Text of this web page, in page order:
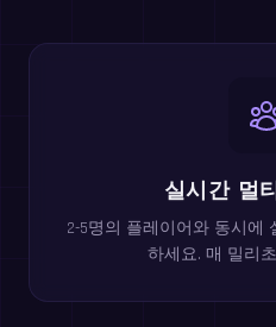
실시간 멀
2-5명의 플레이어와 동시에
하세요. 매 밀리